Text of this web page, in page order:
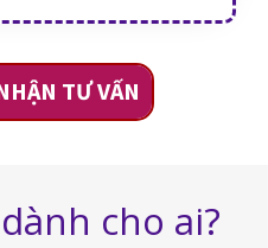
TƯ VẤN
cho ai?